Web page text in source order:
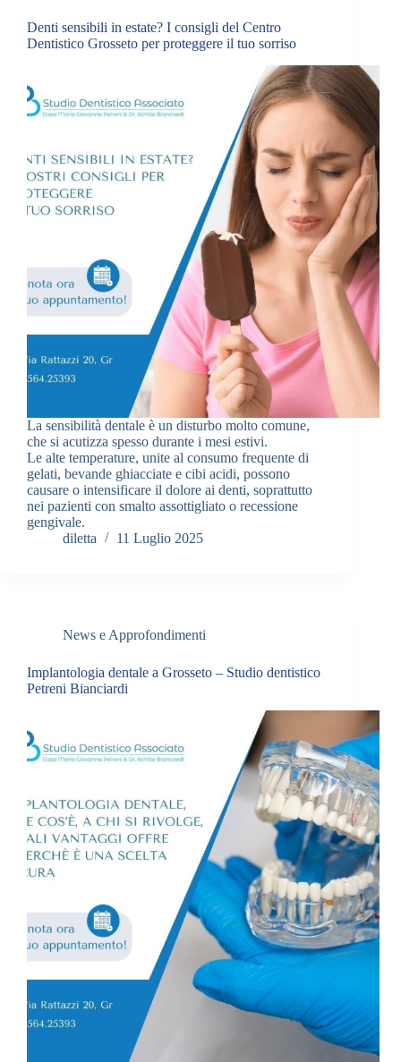
Denti sensibili in estate? I consigli del Centro
Dentistico Grosseto per proteggere il tuo sorriso
La sensibilità dentale è un disturbo molto comune,
che si acutizza spesso durante i mesi estivi.
Le alte temperature, unite al consumo frequente di
gelati, bevande ghiacciate e cibi acidi, possono
causare o intensificare il dolore ai denti, soprattutto
nei pazienti con smalto assottigliato o recessione
gengivale.
diletta
11 Luglio 2025
News e Approfondimenti
Implantologia dentale a Grosseto – Studio dentistico
Petreni Bianciardi